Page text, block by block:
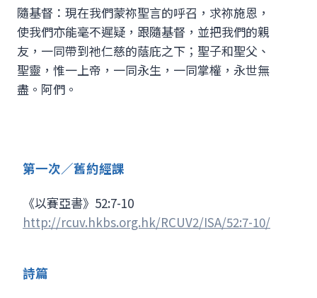
隨基督：現在我們蒙祢聖言的呼召，求祢施恩，
使我們亦能毫不遲疑，跟隨基督，並把我們的親
友，一同帶到祂仁慈的蔭庇之下；聖子和聖父、
聖靈，惟一上帝，一同永生，一同掌權，永世無
盡。阿們。
第一次／舊約經課
《以賽亞書》52:7-10
http://rcuv.hkbs.org.hk/RCUV2/ISA/52:7-10/
詩篇